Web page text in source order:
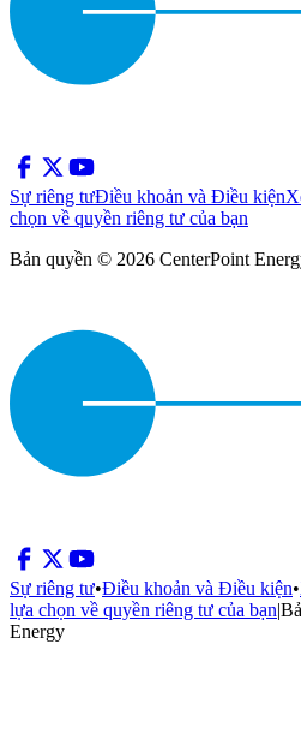
Sự riêng tưĐiều khoản và Điều kiện
chọn về quyền riêng tư của bạn
Bản quyền © 2026 CenterPoint
Sự riêng tư•Điều khoản và Điều kiện•
lựa chọn về quyền riêng tư của bạn|
Energy